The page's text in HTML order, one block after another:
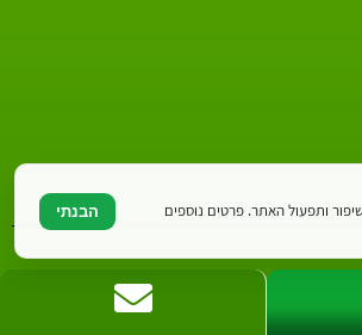
אזורים נפוצים
ותפעול האתר. פרטים נוספים
הבנתי